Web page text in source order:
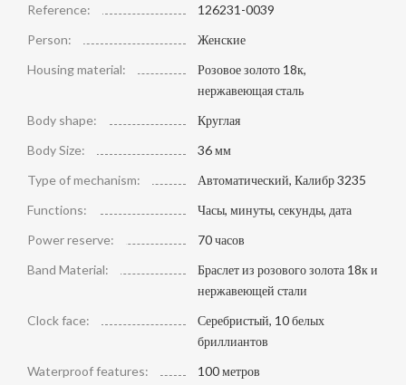
Reference:
126231-0039
Person:
Женские
Housing material:
Розовое золото 18к,
нержавеющая сталь
Body shape:
Круглая
Body Size:
36 мм
Type of mechanism:
Автоматический, Калибр 3235
Functions:
Часы, минуты, секунды, дата
Power reserve:
70 часов
Band Material:
Браслет из розового золота 18к и
нержавеющей стали
Clock face:
Серебристый, 10 белых
бриллиантов
Waterproof features:
100 метров